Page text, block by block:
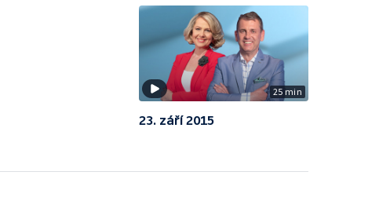
25 min
23. září 2015